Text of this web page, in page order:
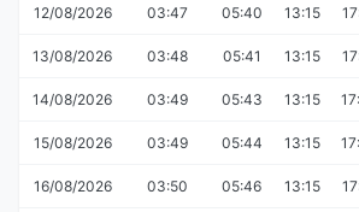
12/08/2026 03:47 05:40 13:15
13/08/2026 03:48 05:41 13:15
14/08/2026 03:49 05:43 13:15
15/08/2026 03:49 05:44 13:15
16/08/2026 03:50 05:46 13:15